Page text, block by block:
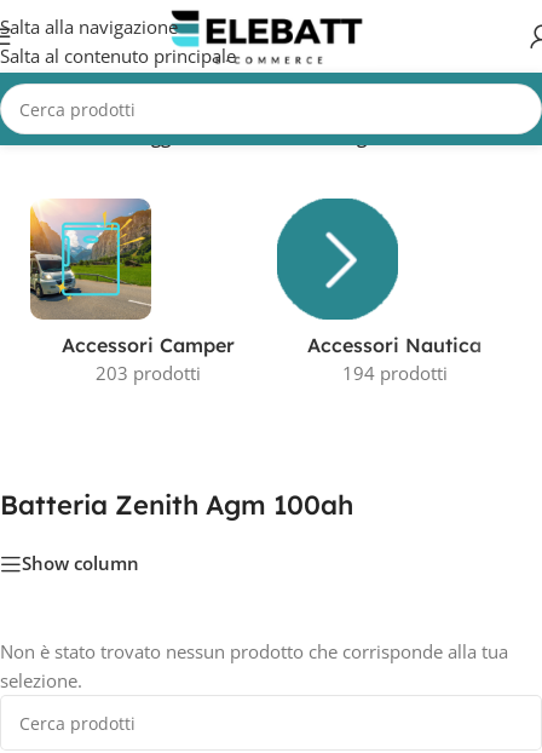
Salta alla navigazione
Salta al contenuto principale
Home/Prodotti taggati “Batteria Zenith Agm 100ah”
Accessori Camper
203 prodotti
Accessori Nautica
194 prodotti
Batteria Zenith Agm 100ah
Show column
Non è stato trovato nessun prodotto che corrisponde alla tua
selezione.